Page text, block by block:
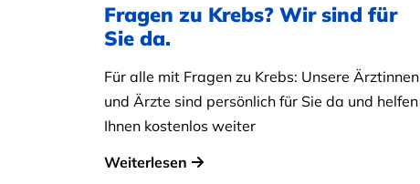
Fragen zu Krebs? Wir sind für
Sie da.
Für alle mit Fragen zu Krebs: Unsere Ärztinnen
und Ärzte sind persönlich für Sie da und helfen
Ihnen kostenlos weiter
Weiterlesen